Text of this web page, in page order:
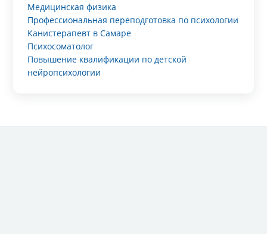
Медицинская физика
Профессиональная переподготовка по психологии
Канистерапевт в Самаре
Психосоматолог
Повышение квалификации по детской
нейропсихологии